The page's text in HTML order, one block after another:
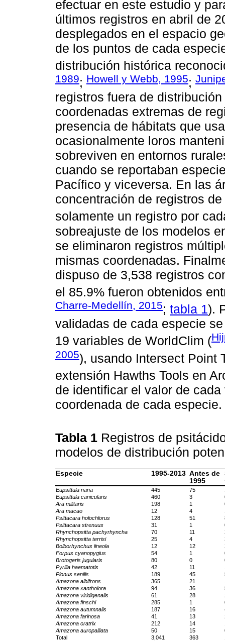
efectuar en este estudio y
últimos registros en abril de
desplegados en el espacio
de los puntos de cada
distribución histórica
1989; Howell y Webb, 1995;
registros fuera de
coordenadas extremas de
presencia de hábitats que
ocasionalmente loros
sobreviven en entornos
cuando se reportaban
Pacífico y viceversa. En las
concentración de registros
solamente un registro por
sobreajuste de los modelos
se eliminaron registros
mismas coordenadas.
dispuso de 3,538 registros
el 85.9% fueron obtenidos
Charre-Medellín, 2015; tabla 1).
validadas de cada especie
19 variables de WorldClim (
2005), usando Intersect Point
extensión Hawths Tools en
de identificar el valor de
coordenada de cada especie.
Tabla 1 Registros de
modelos de distribución
Especie 1995-2013 Antes de
1995
Eupsittula nana 445 75
Eupsittula canicularis
460 3
Ara militaris
198 1
Ara macao
12 4
Psittacara holochlorus
128 51
Psittacara strenuus
31 1
Rhynchopsitta pachyrhyncha
70 11
Rhynchopsitta terrisi
25 4
Bolborhynchus lineola
12 12
Forpus cyanopygius
54 1
Brotogeris jugularis
80 0
Pyrilia haematotis
42 11
Pionus senilis
189 45
Amazona albifrons
365 21
Amazona xantholora
94 36
Amazona viridigenalis
61 28
Amazona finschi
285 1
Amazona autumnalis
187 16
Amazona farinosa
41 13
Amazona oratrix
212 14
Amazona auropalliata
50 15
Total
3,041 363